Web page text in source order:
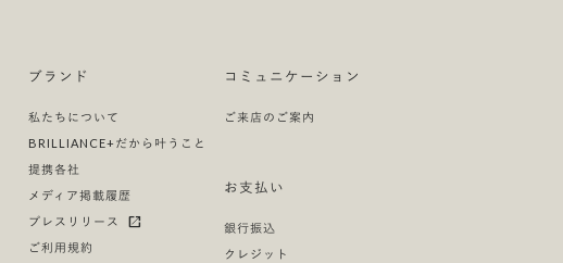
ブランド
私たちについて
BRILLIANCE+だから叶うこと
提携各社
メディア掲載履歴
プレスリリース
ご利用規約
コミュニケーション
ご来店のご案内
お支払い
銀行振込
クレジット